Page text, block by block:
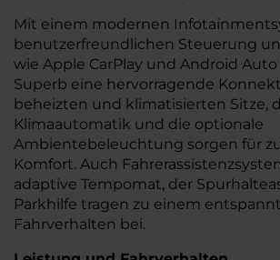
Mit einem modernen
benutzerfreundlichen Steuerung
wie Apple CarPlay und Android
Superb eine hervorragende
beheizten und klimatisierten Sitze,
Klimaautomatik und die optionale
Ambientebeleuchtung sorgen für
Komfort. Auch
adaptive Tempomat, der
Parkhilfe tragen zu einem
Fahrverhalten bei.